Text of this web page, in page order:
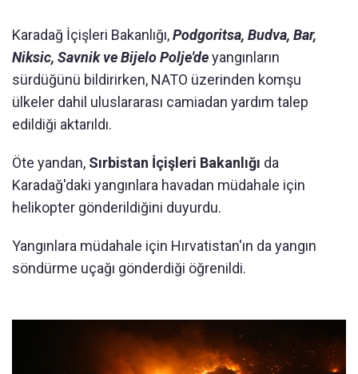
Karadağ İçişleri Bakanlığı,Podgoritsa, Budva, Bar,
Niksic, Savnik ve Bijelo Polje'deyangınların
sürdüğünü bildirirken, NATO üzerinden komşu
ülkeler dahil uluslararası camiadan yardım talep
edildiği aktarıldı.
Öte yandan, Sırbistan İçişleri Bakanlığı da
Karadağ'daki yangınlara havadan müdahale için
helikopter gönderildiğini duyurdu.
Yangınlara müdahale için Hırvatistan'ın da yangın
söndürme uçağı gönderdiği öğrenildi.